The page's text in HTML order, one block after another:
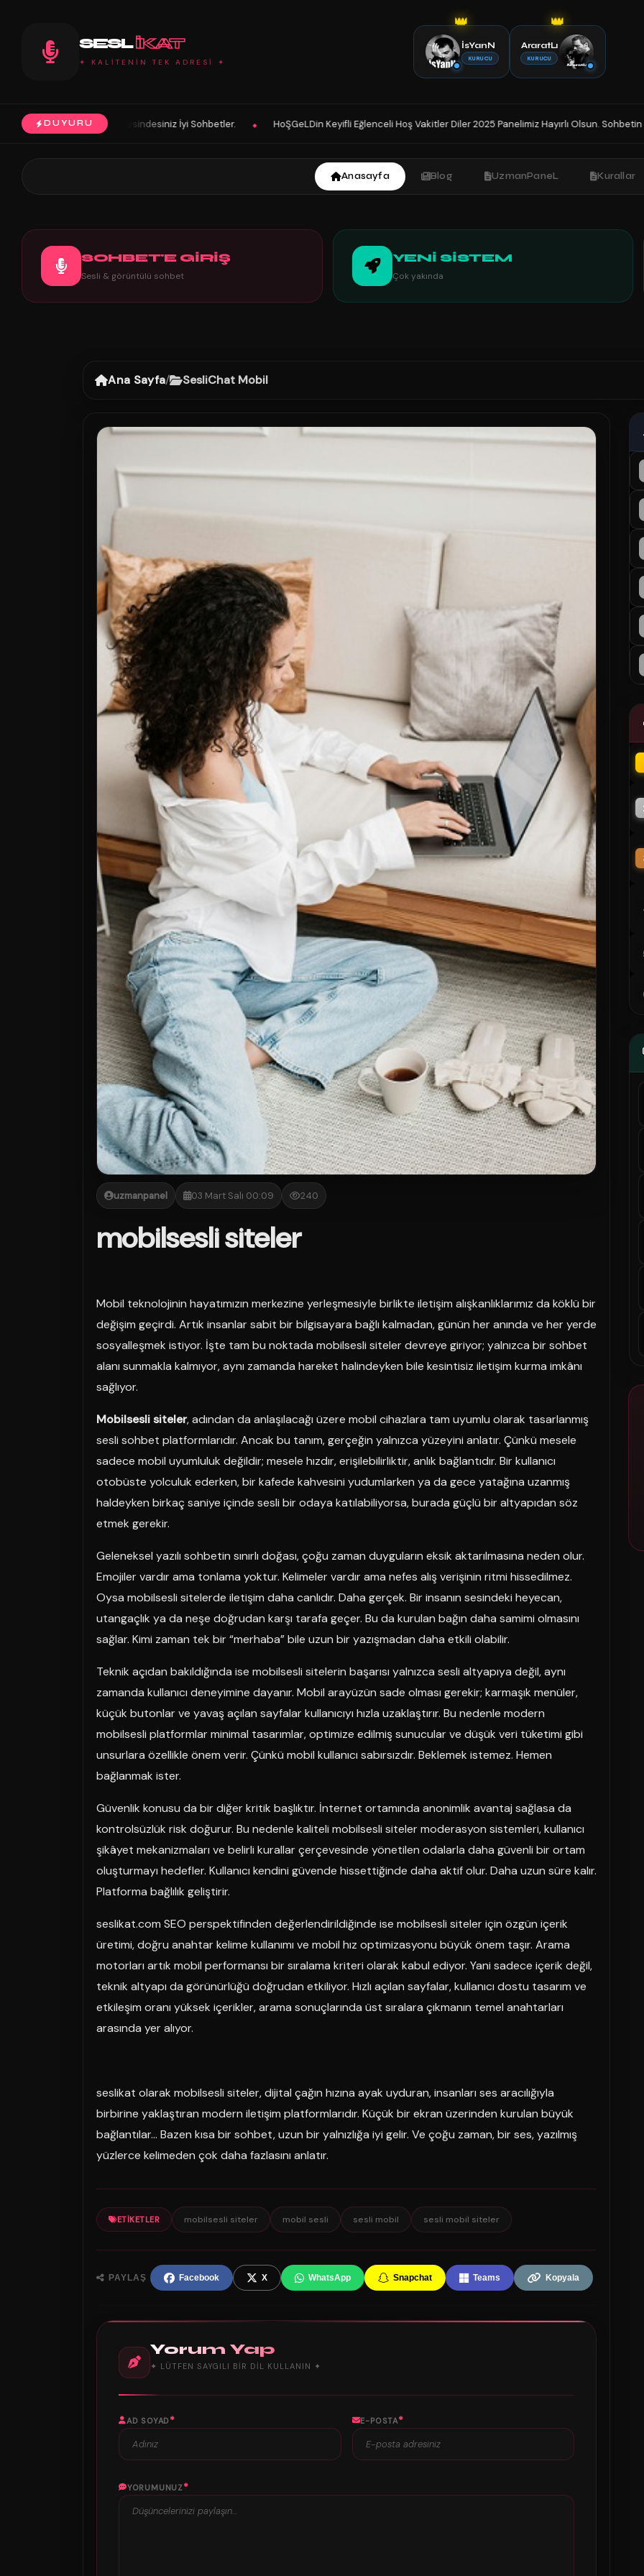
SESL IKAT
✦ KALİTENİN TEK ADRESİ ✦
👑
İsYanN
KURUCU
👑
AraratLı
KURUCU
DUYURU
İyi Sohbetler. HoŞGeLDin Keyifli Eğlenceli Hoş Vakitler Diler 2025 Panelimiz Hayırlı Olsun. Sohbetin Tek Adresindesiniz İyi Sohbetler.
Anasayfa Blog UzmanPaneL Kurallar
SOHBET'E GİRİŞ
Sesli & görüntülü sohbet
YENİ SİSTEM
Çok yakında
Ana Sayfa/ SesliChat Mobil
uzmanpanel 03 Mart Salı 00:09 240
mobilsesli siteler
Mobil teknolojinin hayatımızın merkezine yerleşmesiyle birlikte iletişim alışkanlıklarımız da köklü bir
değişim geçirdi. Artık insanlar sabit bir bilgisayara bağlı kalmadan, günün her anında ve her yerde
sosyalleşmek istiyor. İşte tam bu noktada mobilsesli siteler devreye giriyor; yalnızca bir sohbet
alanı sunmakla kalmıyor, aynı zamanda hareket halindeyken bile kesintisiz iletişim kurma imkânı
sağlıyor.
Mobilsesli siteler, adından da anlaşılacağı üzere mobil cihazlara tam uyumlu olarak tasarlanmış
sesli sohbet platformlarıdır. Ancak bu tanım, gerçeğin yalnızca yüzeyini anlatır. Çünkü mesele
sadece mobil uyumluluk değildir; mesele hızdır, erişilebilirliktir, anlık bağlantıdır. Bir kullanıcı
otobüste yolculuk ederken, bir kafede kahvesini yudumlarken ya da gece yatağına uzanmış
haldeyken birkaç saniye içinde sesli bir odaya katılabiliyorsa, burada güçlü bir altyapıdan söz
etmek gerekir.
Geleneksel yazılı sohbetin sınırlı doğası, çoğu zaman duyguların eksik aktarılmasına neden olur.
Emojiler vardır ama tonlama yoktur. Kelimeler vardır ama nefes alış verişinin ritmi hissedilmez.
Oysa mobilsesli sitelerde iletişim daha canlıdır. Daha gerçek. Bir insanın sesindeki heyecan,
utangaçlık ya da neşe doğrudan karşı tarafa geçer. Bu da kurulan bağın daha samimi olmasını
sağlar. Kimi zaman tek bir “merhaba” bile uzun bir yazışmadan daha etkili olabilir.
Teknik açıdan bakıldığında ise mobilsesli sitelerin başarısı yalnızca sesli altyapıya değil, aynı
zamanda kullanıcı deneyimine dayanır. Mobil arayüzün sade olması gerekir; karmaşık menüler,
küçük butonlar ve yavaş açılan sayfalar kullanıcıyı hızla uzaklaştırır. Bu nedenle modern
mobilsesli platformlar minimal tasarımlar, optimize edilmiş sunucular ve düşük veri tüketimi gibi
unsurlara özellikle önem verir. Çünkü mobil kullanıcı sabırsızdır. Beklemek istemez. Hemen
bağlanmak ister.
Güvenlik konusu da bir diğer kritik başlıktır. İnternet ortamında anonimlik avantaj sağlasa da
kontrolsüzlük risk doğurur. Bu nedenle kaliteli mobilsesli siteler moderasyon sistemleri, kullanıcı
şikâyet mekanizmaları ve belirli kurallar çerçevesinde yönetilen odalarla daha güvenli bir ortam
oluşturmayı hedefler. Kullanıcı kendini güvende hissettiğinde daha aktif olur. Daha uzun süre kalır.
Platforma bağlılık geliştirir.
seslikat.com SEO perspektifinden değerlendirildiğinde ise mobilsesli siteler için özgün içerik
üretimi, doğru anahtar kelime kullanımı ve mobil hız optimizasyonu büyük önem taşır. Arama
motorları artık mobil performansı bir sıralama kriteri olarak kabul ediyor. Yani sadece içerik değil,
teknik altyapı da görünürlüğü doğrudan etkiliyor. Hızlı açılan sayfalar, kullanıcı dostu tasarım ve
etkileşim oranı yüksek içerikler, arama sonuçlarında üst sıralara çıkmanın temel anahtarları
arasında yer alıyor.
seslikat olarak mobilsesli siteler, dijital çağın hızına ayak uyduran, insanları ses aracılığıyla
birbirine yaklaştıran modern iletişim platformlarıdır. Küçük bir ekran üzerinden kurulan büyük
bağlantılar… Bazen kısa bir sohbet, uzun bir yalnızlığa iyi gelir. Ve çoğu zaman, bir ses, yazılmış
yüzlerce kelimeden çok daha fazlasını anlatır.
ETIKETLER mobilsesli siteler mobil sesli sesli mobil sesli mobil siteler
PAYLAŞ Facebook X WhatsApp Snapchat Teams Kopyala
Yorum Yap
✦ LÜTFEN SAYGILI BIR DIL KULLANIN ✦
AD SOYAD* E-POSTA*
YORUMUNUZ*